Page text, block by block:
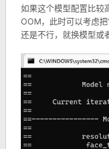
如果这个模型配置比较
OOM，此时可以考虑
还是不行，就换模型或